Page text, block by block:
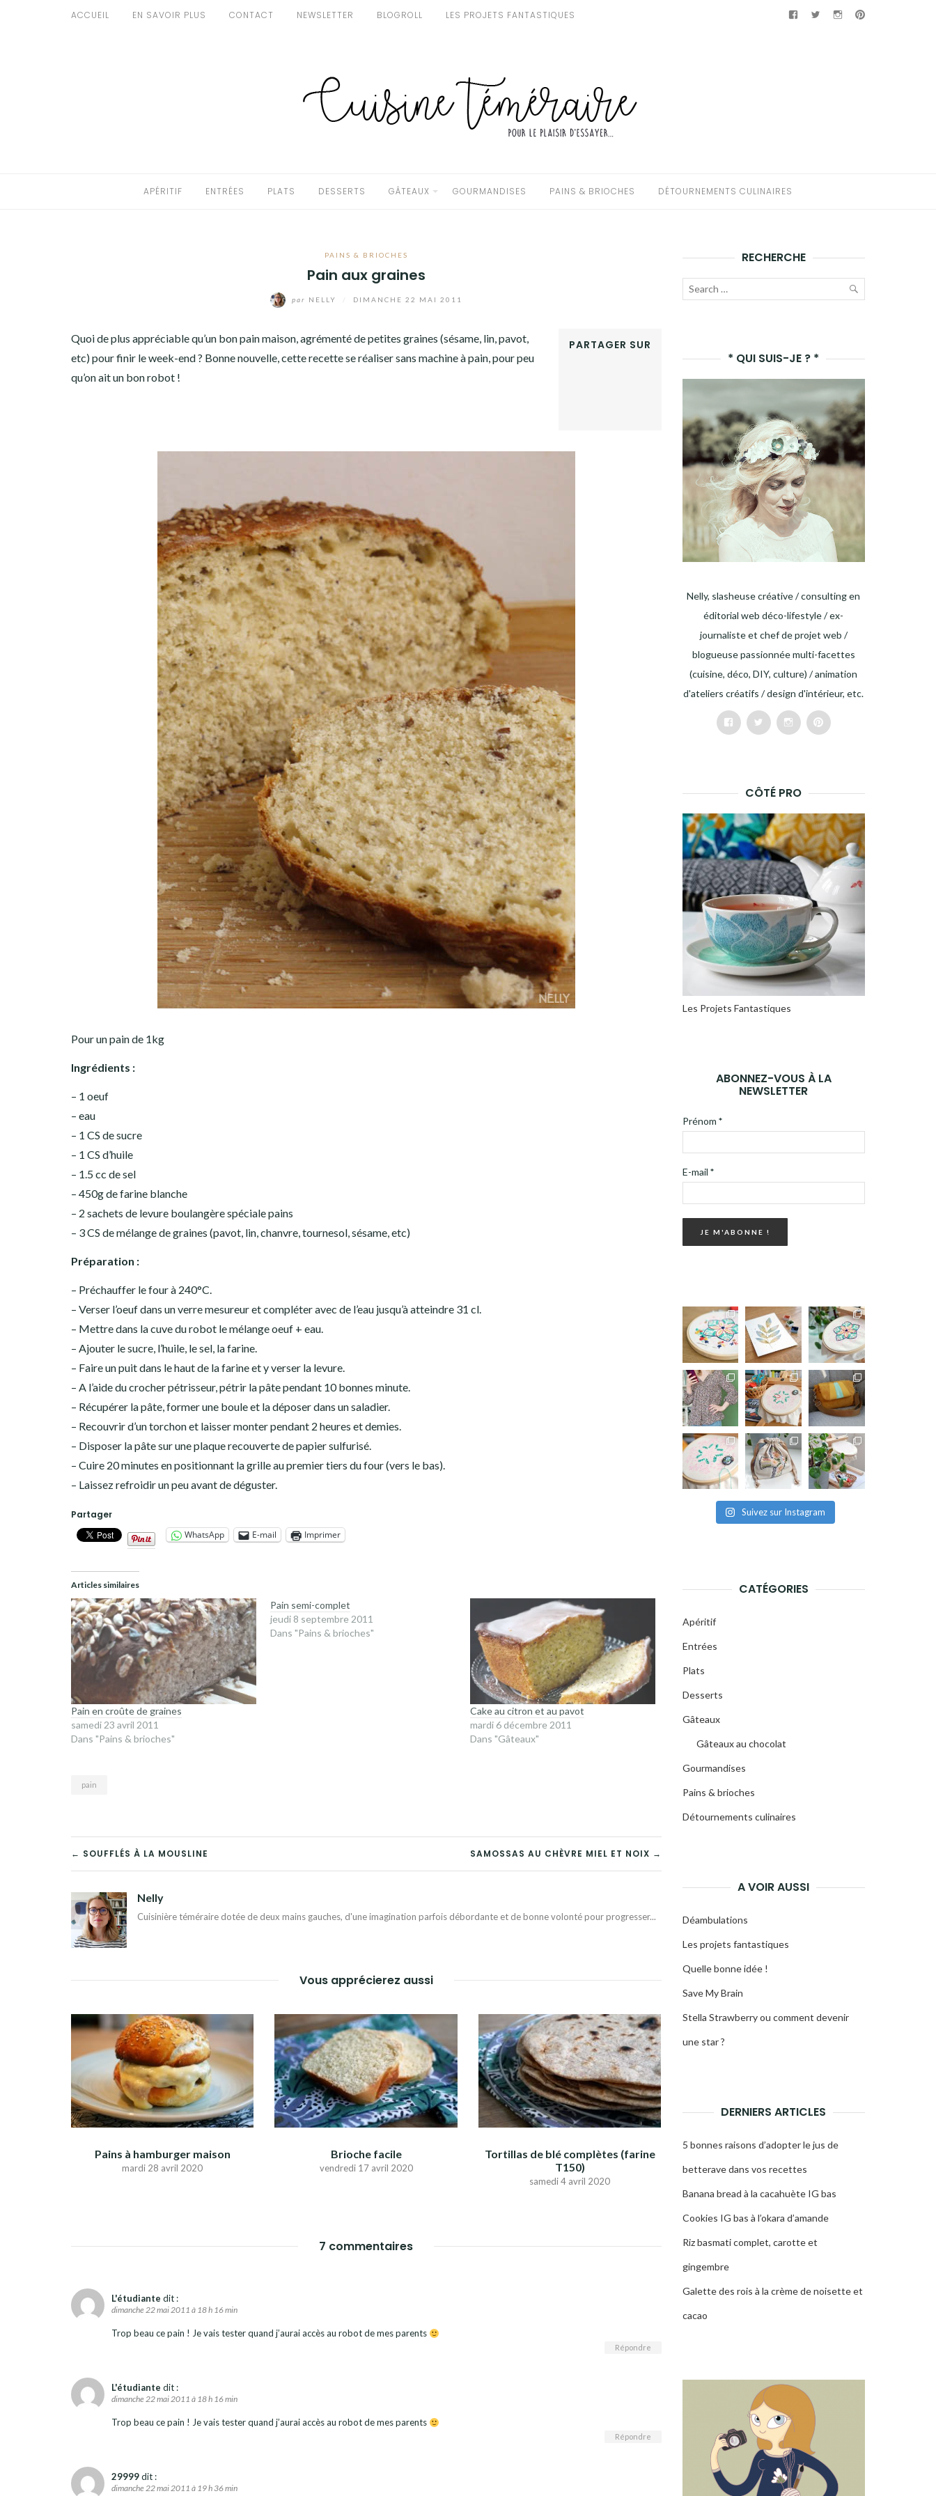
ACCUEIL EN SAVOIR PLUS CONTACT NEWSLETTER BLOGROLL LES PROJETS FANTASTIQUES Facebook
TwitterInstagramPinterest
APÉRITIF ENTRÉES PLATS DESSERTS GÂTEAUX GOURMANDISES PAINS & BRIOCHES DÉTOURNEMENTS CULINAIRES
PAINS & BRIOCHES
Pain aux graines
par NELLY DIMANCHE 22 MAI 2011
PARTAGER SUR
Quoi de plus appréciable qu’un bon pain maison, agrémenté de petites graines (sésame, lin, pavot,
etc) pour finir le week-end ? Bonne nouvelle, cette recette se réaliser sans machine à pain, pour peu
qu’on ait un bon robot !
Pour un pain de 1kg
Ingrédients :
– 1 oeuf
– eau
– 1 CS de sucre
– 1 CS d’huile
– 1.5 cc de sel
– 450g de farine blanche
– 2 sachets de levure boulangère spéciale pains
– 3 CS de mélange de graines (pavot, lin, chanvre, tournesol, sésame, etc)
Préparation :
– Préchauffer le four à 240°C.
– Verser l’oeuf dans un verre mesureur et compléter avec de l’eau jusqu’à atteindre 31 cl.
– Mettre dans la cuve du robot le mélange oeuf + eau.
– Ajouter le sucre, l’huile, le sel, la farine.
– Faire un puit dans le haut de la farine et y verser la levure.
– A l’aide du crocher pétrisseur, pétrir la pâte pendant 10 bonnes minute.
– Récupérer la pâte, former une boule et la déposer dans un saladier.
– Recouvrir d’un torchon et laisser monter pendant 2 heures et demies.
– Disposer la pâte sur une plaque recouverte de papier sulfurisé.
– Cuire 20 minutes en positionnant la grille au premier tiers du four (vers le bas).
– Laissez refroidir un peu avant de déguster.
Partager
WhatsApp
E-mail Imprimer
Articles similaires
Pain en croûte de graines
samedi 23 avril 2011
Dans "Pains & brioches"
Pain semi-complet
jeudi 8 septembre 2011
Dans "Pains & brioches"
Cake au citron et au pavot
mardi 6 décembre 2011
Dans "Gâteaux"
pain
NAVIGATION
DE
L’ARTICLE
← SOUFFLÉS À LA MOUSLINE SAMOSSAS AU CHÈVRE MIEL ET NOIX →
Nelly
Cuisinière téméraire dotée de deux mains gauches, d'une imagination parfois débordante et de bonne volonté pour progresser...
Vous apprécierez aussi
Pains à hamburger maison
mardi 28 avril 2020
Brioche facile
vendredi 17 avril 2020
Tortillas de blé complètes (farine
T150)
samedi 4 avril 2020
7 commentaires
L'étudiante dit :
dimanche 22 mai 2011 à 18 h 16 min
Trop beau ce pain ! Je vais tester quand j’aurai accès au robot de mes parents
Répondre
L'étudiante dit :
dimanche 22 mai 2011 à 18 h 16 min
Trop beau ce pain ! Je vais tester quand j’aurai accès au robot de mes parents
Répondre
29999dit :
dimanche 22 mai 2011 à 19 h 36 min
RECHERCHE
Recherche
* QUI SUIS-JE ? *
Nelly, slasheuse créative / consulting en
éditorial web déco-lifestyle / ex-
journaliste et chef de projet web /
blogueuse passionnée multi-facettes
(cuisine, déco, DIY, culture) / animation
d'ateliers créatifs / design d'intérieur, etc.
FacebookTwitter InstagramPinterest
CÔTÉ PRO
Les Projets Fantastiques
ABONNEZ-VOUS À LA
NEWSLETTER
Prénom *
E-mail *
Suivez sur Instagram
CATÉGORIES
Apéritif
Entrées
Plats
Desserts
Gâteaux
Gâteaux au chocolat
Gourmandises
Pains & brioches
Détournements culinaires
A VOIR AUSSI
Déambulations
Les projets fantastiques
Quelle bonne idée !
Save My Brain
Stella Strawberry ou comment devenir
une star ?
DERNIERS ARTICLES
5 bonnes raisons d’adopter le jus de
betterave dans vos recettes
Banana bread à la cacahuète IG bas
Cookies IG bas à l’okara d’amande
Riz basmati complet, carotte et
gingembre
Galette des rois à la crème de noisette et
cacao